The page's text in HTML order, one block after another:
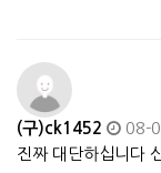
(구)ck1452
08-
진짜 대단하십니다